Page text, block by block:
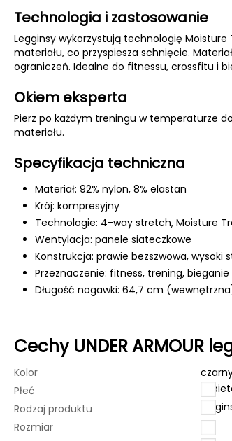
Technologia i zastosowanie
Legginsy wykorzystują technologię
materiału, co przyspiesza schnięcie.
ograniczeń. Idealne do fitnessu, crossfitu i
Okiem eksperta
Pierz po każdym treningu w temperaturze
materiału.
Specyfikacja techniczna
Materiał: 92% nylon, 8% elastan
Krój: kompresyjny
Technologie: 4-way stretch, Moisture
Wentylacja: panele siateczkowe
Konstrukcja: prawie bezszwowa, wysoki
Przeznaczenie: fitness, trening, bieganie
Długość nogawki: 64,7 cm
Cechy UNDER ARMOUR
Kolor
Płeć
Rodzaj produktu
Rozmiar